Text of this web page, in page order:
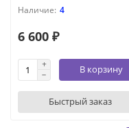
4
6 600 ₽
В корзину
Быстрый заказ